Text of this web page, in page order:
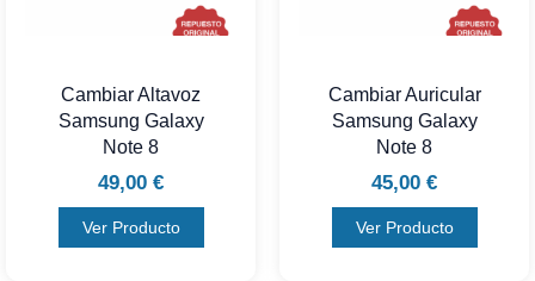
Cambiar Altavoz
Samsung Galaxy
Note 8
49,00 €
Ver Producto
Cambiar Auricular
Samsung Galaxy
Note 8
45,00 €
Ver Producto